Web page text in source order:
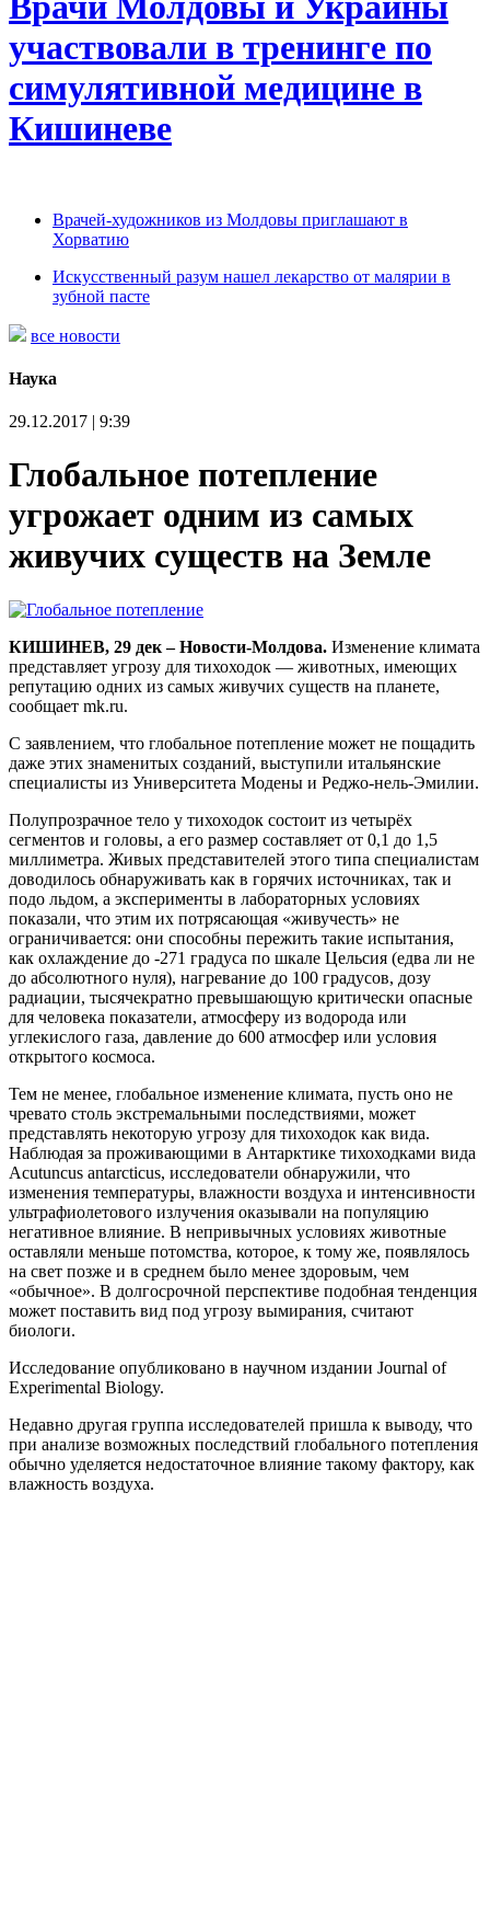
участвовали в тренинге по
симулятивной медицине в
Кишиневе
Врачей-художников из Молдовы приглашают в
Хорватию
Искусственный разум нашел лекарство от малярии в
зубной пасте
все новости
Наука
29.12.2017 | 9:39
Глобальное потепление
угрожает одним из самых
живучих существ на Земле
КИШИНЕВ, 29 дек – Новости-Молдова. Изменение климата
представляет угрозу для тихоходок — животных, имеющих
репутацию одних из самых живучих существ на планете,
сообщает mk.ru.
С заявлением, что глобальное потепление может не пощадить
даже этих знаменитых созданий, выступили итальянские
специалисты из Университета Модены и Реджо-нель-Эмилии.
Полупрозрачное тело у тихоходок состоит из четырёх
сегментов и головы, а его размер составляет от 0,1 до 1,5
миллиметра. Живых представителей этого типа специалистам
доводилось обнаруживать как в горячих источниках, так и
подо льдом, а эксперименты в лабораторных условиях
показали, что этим их потрясающая «живучесть» не
ограничивается: они способны пережить такие испытания,
как охлаждение до -271 градуса по шкале Цельсия (едва ли не
до абсолютного нуля), нагревание до 100 градусов, дозу
радиации, тысячекратно превышающую критически опасные
для человека показатели, атмосферу из водорода или
углекислого газа, давление до 600 атмосфер или условия
открытого космоса.
Тем не менее, глобальное изменение климата, пусть оно не
чревато столь экстремальными последствиями, может
представлять некоторую угрозу для тихоходок как вида.
Наблюдая за проживающими в Антарктике тихоходками вида
Acutuncus antarcticus, исследователи обнаружили, что
изменения температуры, влажности воздуха и интенсивности
ультрафиолетового излучения оказывали на популяцию
негативное влияние. В непривычных условиях животные
оставляли меньше потомства, которое, к тому же, появлялось
на свет позже и в среднем было менее здоровым, чем
«обычное». В долгосрочной перспективе подобная тенденция
может поставить вид под угрозу вымирания, считают
биологи.
Исследование опубликовано в научном издании Journal of
Experimental Biology.
Недавно другая группа исследователей пришла к выводу, что
при анализе возможных последствий глобального потепления
обычно уделяется недостаточное влияние такому фактору, как
влажность воздуха.